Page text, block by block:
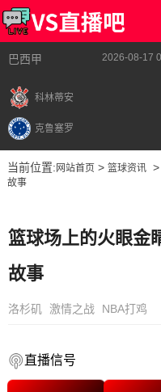
巴西甲 2026-08-17
科林蒂安
克鲁塞罗
当前位置: 网站首页> 篮球资讯>
故事
篮球场上的火眼金
故事
洛杉矶 激情之战 NBA打鸡
直播信号